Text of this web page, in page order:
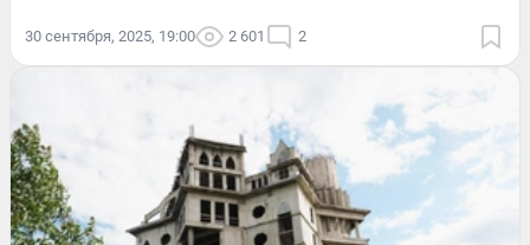
30 сентября, 2025, 19:00 2 601 2